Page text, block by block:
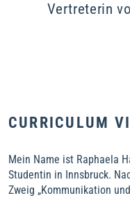
Vertreterin
CURRICULUM
Mein Name ist Raphaela
Studentin in Innsbruck.
Zweig „Kommunikation